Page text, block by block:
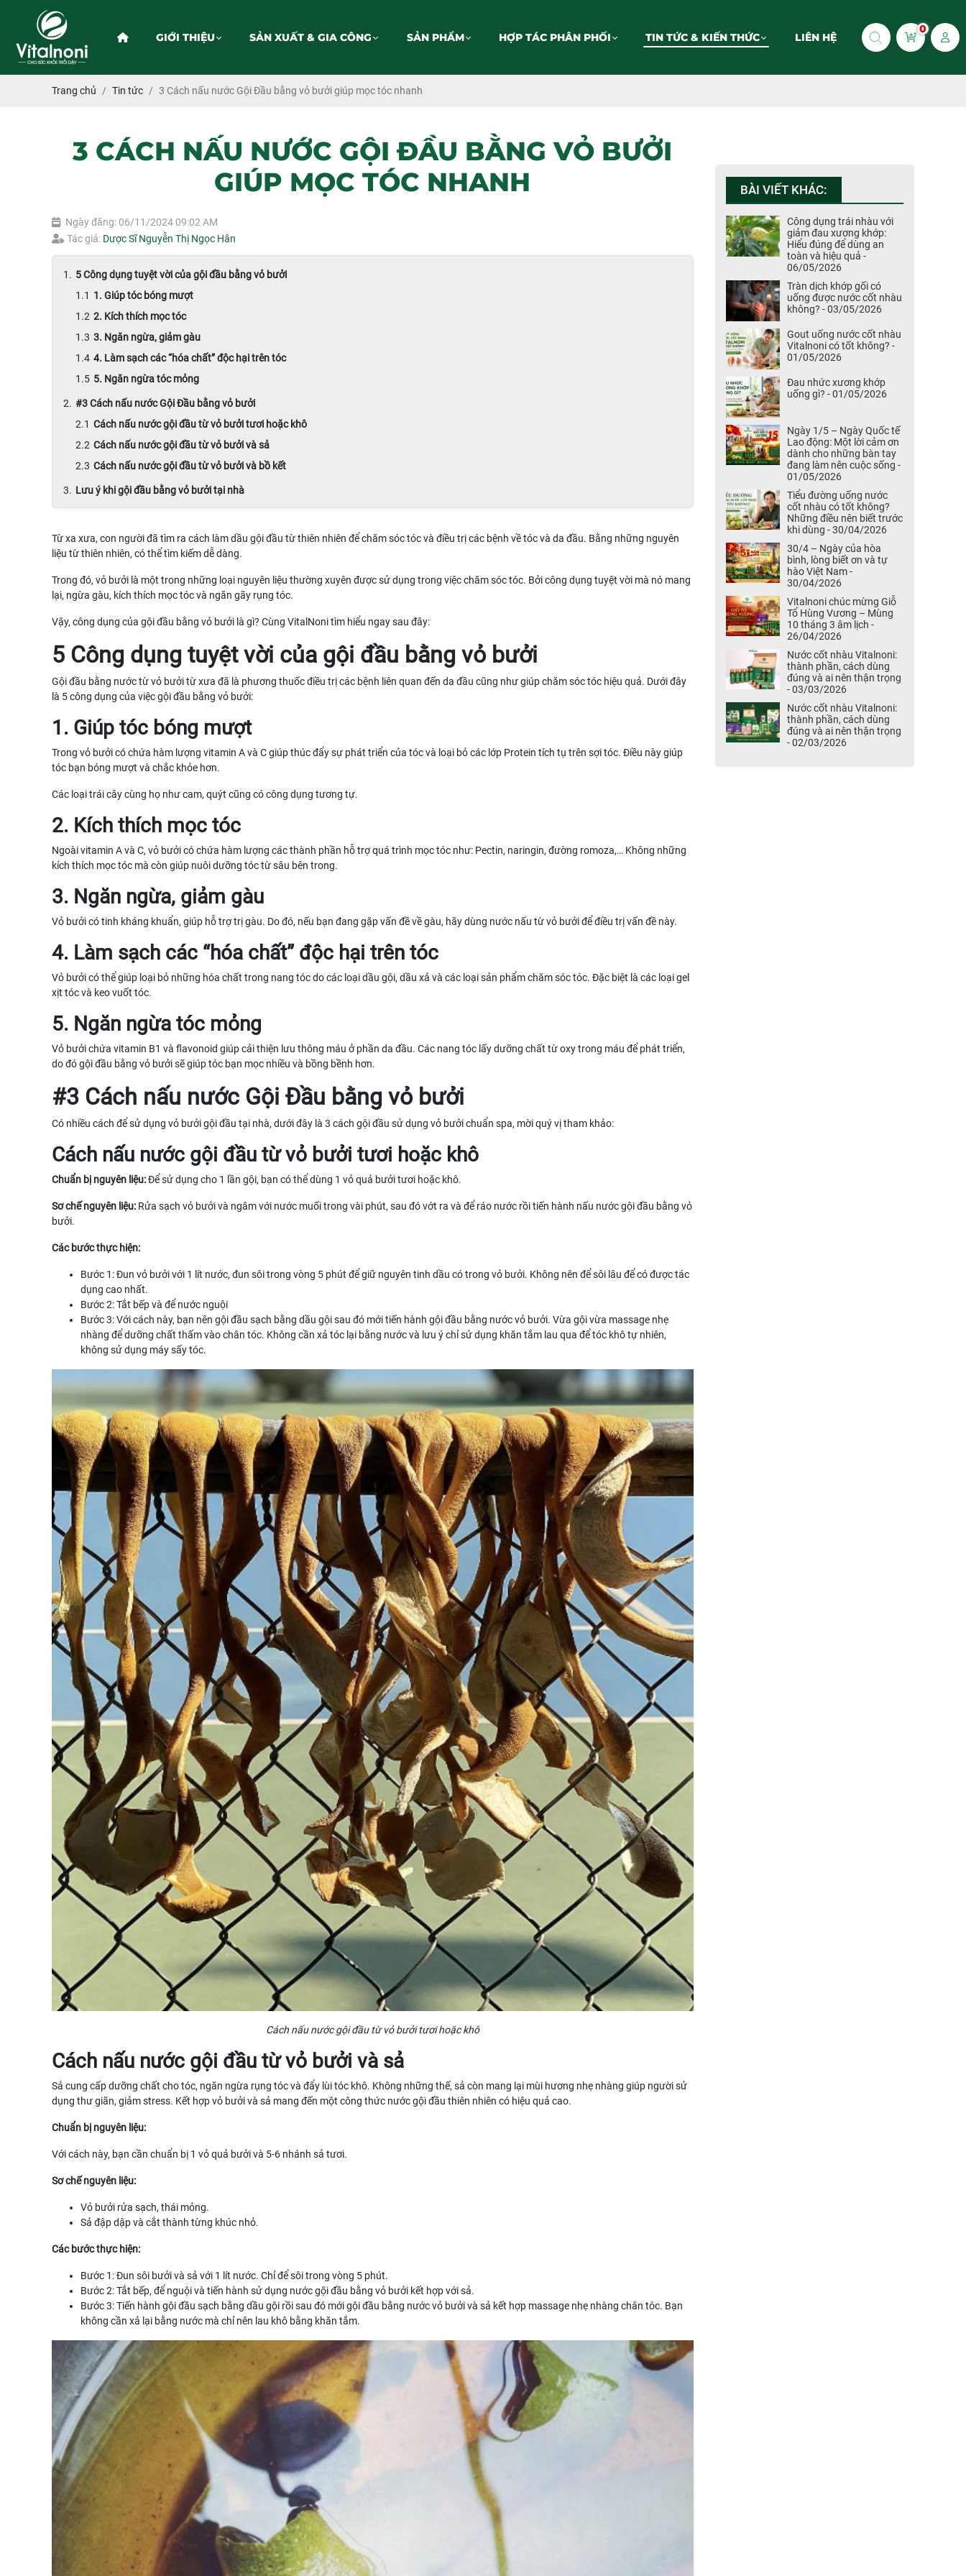
GIỚI THIỆU SẢN XUẤT & GIA CÔNG SẢN PHẨM HỢP TÁC PHÂN PHỐI TIN TỨC & KIẾN THỨC LIÊN HỆ
0
Trang chủ Tin tức 3 Cách nấu nước Gội Đầu bằng vỏ bưởi giúp mọc tóc nhanh
3 CÁCH NẤU NƯỚC GỘI ĐẦU BẰNG VỎ BƯỞI
GIÚP MỌC TÓC NHANH
Ngày đăng: 06/11/2024 09:02 AM
Tác giả: Dược Sĩ Nguyễn Thị Ngọc Hân
5 Công dụng tuyệt vời của gội đầu bằng vỏ bưởi
1. Giúp tóc bóng mượt
2. Kích thích mọc tóc
3. Ngăn ngừa, giảm gàu
4. Làm sạch các “hóa chất” độc hại trên tóc
5. Ngăn ngừa tóc mỏng
#3 Cách nấu nước Gội Đầu bằng vỏ bưởi
Cách nấu nước gội đầu từ vỏ bưởi tươi hoặc khô
Cách nấu nước gội đầu từ vỏ bưởi và sả
Cách nấu nước gội đầu từ vỏ bưởi và bồ kết
Lưu ý khi gội đầu bằng vỏ bưởi tại nhà
Từ xa xưa, con người đã tìm ra cách làm dầu gội đầu từ thiên nhiên để chăm sóc tóc và điều trị các bệnh về tóc và da đầu. Bằng những nguyên
liệu từ thiên nhiên, có thể tìm kiếm dễ dàng.
Trong đó, vỏ bưởi là một trong những loại nguyên liệu thường xuyên được sử dụng trong việc chăm sóc tóc. Bởi công dụng tuyệt vời mà nó mang
lại, ngừa gàu, kích thích mọc tóc và ngăn gãy rụng tóc.
Vậy, công dụng của gội đầu bằng vỏ bưởi là gì? Cùng VitalNoni tìm hiểu ngay sau đây:
5 Công dụng tuyệt vời của gội đầu bằng vỏ bưởi
Gội đầu bằng nước từ vỏ bưởi từ xưa đã là phương thuốc điều trị các bệnh liên quan đến da đầu cũng như giúp chăm sóc tóc hiệu quả. Dưới đây
là 5 công dụng của việc gội đầu bằng vỏ bưởi:
1. Giúp tóc bóng mượt
Trong vỏ bưởi có chứa hàm lượng vitamin A và C giúp thúc đẩy sự phát triển của tóc và loại bỏ các lớp Protein tích tụ trên sợi tóc. Điều này giúp
tóc bạn bóng mượt và chắc khỏe hơn.
Các loại trái cây cùng họ như cam, quýt cũng có công dụng tương tự.
2. Kích thích mọc tóc
Ngoài vitamin A và C, vỏ bưởi có chứa hàm lượng các thành phần hỗ trợ quá trình mọc tóc như: Pectin, naringin, đường romoza,… Không những
kích thích mọc tóc mà còn giúp nuôi dưỡng tóc từ sâu bên trong.
3. Ngăn ngừa, giảm gàu
Vỏ bưởi có tinh kháng khuẩn, giúp hỗ trợ trị gàu. Do đó, nếu bạn đang gặp vấn đề về gàu, hãy dùng nước nấu từ vỏ bưởi để điều trị vấn đề này.
4. Làm sạch các “hóa chất” độc hại trên tóc
Vỏ bưởi có thể giúp loại bỏ những hóa chất trong nang tóc do các loại dầu gội, dầu xả và các loại sản phẩm chăm sóc tóc. Đặc biệt là các loại gel
xịt tóc và keo vuốt tóc.
5. Ngăn ngừa tóc mỏng
Vỏ bưởi chứa vitamin B1 và flavonoid giúp cải thiện lưu thông máu ở phần da đầu. Các nang tóc lấy dưỡng chất từ oxy trong máu để phát triển,
do đó gội đầu bằng vỏ bưởi sẽ giúp tóc bạn mọc nhiều và bồng bềnh hơn.
#3 Cách nấu nước Gội Đầu bằng vỏ bưởi
Có nhiều cách để sử dụng vỏ bưởi gội đầu tại nhà, dưới đây là 3 cách gội đầu sử dụng vỏ bưởi chuẩn spa, mời quý vị tham khảo:
Cách nấu nước gội đầu từ vỏ bưởi tươi hoặc khô
Chuẩn bị nguyên liệu:Để sử dụng cho 1 lần gội, bạn có thể dùng 1 vỏ quả bưởi tươi hoặc khô.
Sơ chế nguyên liệu: Rửa sạch vỏ bưởi và ngâm với nước muối trong vài phút, sau đó vớt ra và để ráo nước rồi tiến hành nấu nước gội đầu bằng vỏ
bưởi.
Các bước thực hiện:
Bước 1: Đun vỏ bưởi với 1 lít nước, đun sôi trong vòng 5 phút để giữ nguyên tinh dầu có trong vỏ bưởi. Không nên để sôi lâu để có được tác
dụng cao nhất.
Bước 2: Tắt bếp và để nước nguội
Bước 3: Với cách này, bạn nên gội đầu sạch bằng dầu gội sau đó mới tiến hành gội đầu bằng nước vỏ bưởi. Vừa gội vừa massage nhẹ
nhàng để dưỡng chất thấm vào chân tóc. Không cần xả tóc lại bằng nước và lưu ý chỉ sử dụng khăn tắm lau qua để tóc khô tự nhiên,
không sử dụng máy sấy tóc.
Cách nấu nước gội đầu từ vỏ bưởi tươi hoặc khô
Cách nấu nước gội đầu từ vỏ bưởi và sả
Sả cung cấp dưỡng chất cho tóc, ngăn ngừa rụng tóc và đẩy lùi tóc khô. Không những thế, sả còn mang lại mùi hương nhẹ nhàng giúp người sử
dụng thư giãn, giảm stress. Kết hợp vỏ bưởi và sả mang đến một công thức nước gội đầu thiên nhiên có hiệu quả cao.
Chuẩn bị nguyên liệu:
Với cách này, bạn cần chuẩn bị 1 vỏ quả bưởi và 5-6 nhánh sả tươi.
Sơ chế nguyên liệu:
Vỏ bưởi rửa sạch, thái mỏng.
Sả đập dập và cắt thành từng khúc nhỏ.
Các bước thực hiện:
Bước 1: Đun sôi bưởi và sả với 1 lít nước. Chỉ để sôi trong vòng 5 phút.
Bước 2: Tắt bếp, để nguội và tiến hành sử dụng nước gội đầu bằng vỏ bưởi kết hợp với sả.
Bước 3: Tiến hành gội đầu sạch bằng dầu gội rồi sau đó mới gội đầu bằng nước vỏ bưởi và sả kết hợp massage nhẹ nhàng chân tóc. Bạn
không cần xả lại bằng nước mà chỉ nên lau khô bằng khăn tắm.
BÀI VIẾT KHÁC:
Công dụng trái nhàu với
giảm đau xương khớp:
Hiểu đúng để dùng an
toàn và hiệu quả -
06/05/2026
Tràn dịch khớp gối có
uống được nước cốt nhàu
không? - 03/05/2026
Gout uống nước cốt nhàu
Vitalnoni có tốt không? -
01/05/2026
Đau nhức xương khớp
uống gì? - 01/05/2026
Ngày 1/5 – Ngày Quốc tế
Lao động: Một lời cảm ơn
dành cho những bàn tay
đang làm nên cuộc sống -
01/05/2026
Tiểu đường uống nước
cốt nhàu có tốt không?
Những điều nên biết trước
khi dùng - 30/04/2026
30/4 – Ngày của hòa
bình, lòng biết ơn và tự
hào Việt Nam -
30/04/2026
Vitalnoni chúc mừng Giỗ
Tổ Hùng Vương – Mùng
10 tháng 3 âm lịch -
26/04/2026
Nước cốt nhàu Vitalnoni:
thành phần, cách dùng
đúng và ai nên thận trọng
- 03/03/2026
Nước cốt nhàu Vitalnoni:
thành phần, cách dùng
đúng và ai nên thận trọng
- 02/03/2026